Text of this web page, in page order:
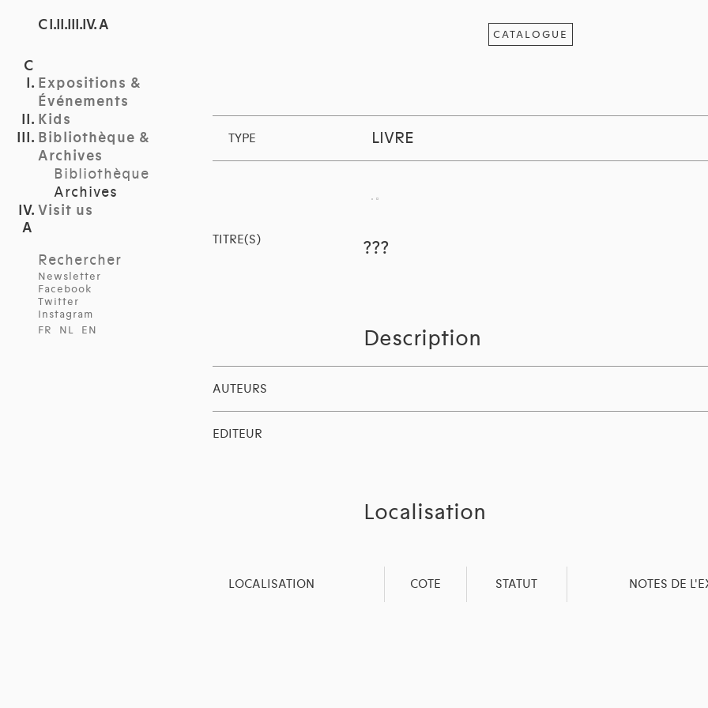
C I.II.III.IV. A
Expositions &
Événements
Kids
Bibliothèque &
Archives
Bibliothèque
Archives
Visit us
Rechercher
Newsletter
Facebook
Twitter
Instagram
FR
NL EN
CATALOGUE
TYPE LIVRE
TITRE(S) ???
Description
AUTEURS
EDITEUR
Localisation
LOCALISATION COTE STATUT NOTES DE